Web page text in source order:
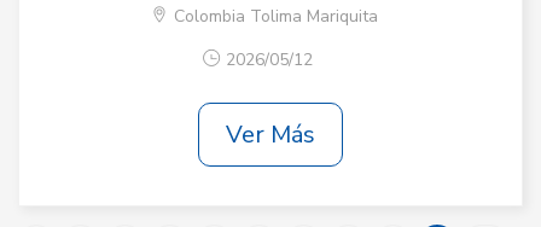
Colombia Tolima Mariquita
2026/05/12
Ver Más